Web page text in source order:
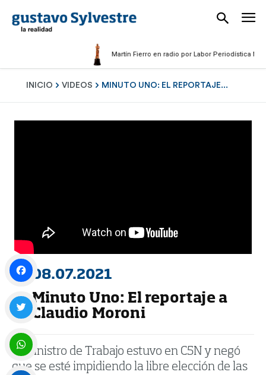
Martín Fierro en radio por Labor Periodística
INICIO VIDEOS MINUTO UNO: EL REPORTAJE...
08.07.2021
Minuto Uno: El reportaje a
Claudio Moroni
El ministro de Trabajo estuvo en C5N y negó
que se esté impidiendo la libre elección de las
Facebook
Twitter
WhatsApp